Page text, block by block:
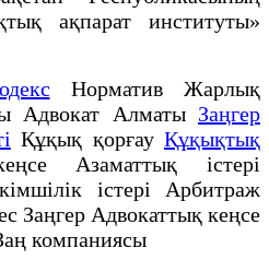
ақпарат институты»
Норматив Жарлық
Адвокат Алматы Заңгер
Құқық қорғауҚұқықтық
Азаматтық істері
істері Арбитраж
Заңгер Адвокаттық кеңсе
компаниясы